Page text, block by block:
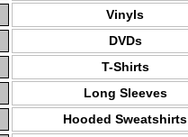
Vinyls
DVDs
T-Shirts
Long Sleeves
Hooded Sweatshirts